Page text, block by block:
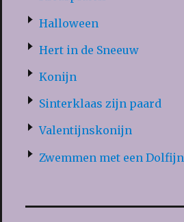
Halloween
Hert in de Sneeuw
Konijn
Sinterklaas zijn paard
Valentijnskonijn
Zwemmen met een Dolfijn